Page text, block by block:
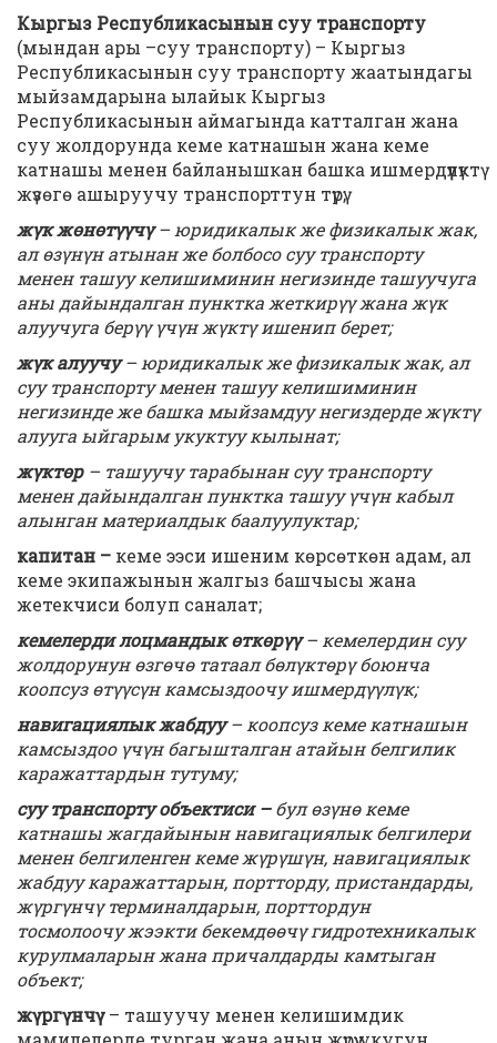
Кыргыз Республикасынын суу транспорту
(мындан ары –суу транспорту) – Кыргыз
Республикасынын суу транспорту жаатындагы
мыйзамдарына ылайык Кыргыз
Республикасынын аймагында катталган жана
суу жолдорунда кеме катнашын жана кеме
катнашы менен байланышкан башка ишмердүүлүктү
жүзөгө ашыруучу транспорттун түрү;
жүк жөнөтүүчү– юридикалык же физикалык жак,
ал өзүнүн атынан же болбосо суу транспорту
менен ташуу келишиминин негизинде ташуучуга
аны дайындалган пунктка жеткирүү жана жүк
алуучуга берүү үчүн жүктү ишенип берет;
жүк алуучу– юридикалык же физикалык жак, ал
суу транспорту менен ташуу келишиминин
негизинде же башка мыйзамдуу негиздерде жүктү
алууга ыйгарым укуктуу кылынат;
жүктөр – ташуучу тарабынан суу транспорту
менен дайындалган пунктка ташуу үчүн кабыл
алынган материалдык баалуулуктар;
капитан – кеме ээси ишеним көрсөткөн адам, ал
кеме экипажынын жалгыз башчысы жана
жетекчиси болуп саналат;
кемелерди лоцмандык өткөрүү– кемелердин суу
жолдорунун өзгөчө татаал бөлүктөрү боюнча
коопсуз өтүүсүн камсыздоочу ишмердүүлүк;
навигациялык жабдуу– коопсуз кеме катнашын
камсыздоо үчүн багышталган атайын белгилик
каражаттардын тутуму;
суу транспорту объектиси –бул өзүнө кеме
катнашы жагдайынын навигациялык белгилери
менен белгиленген кеме жүрүшүн, навигациялык
жабдуу каражаттарын, портторду, пристандарды,
жүргүнчү терминалдарын, порттордун
тосмолоочу жээкти бекемдөөчү гидротехникалык
курулмаларын жана причалдарды камтыган
объект;
жүргүнчү– ташуучу менен келишимдик